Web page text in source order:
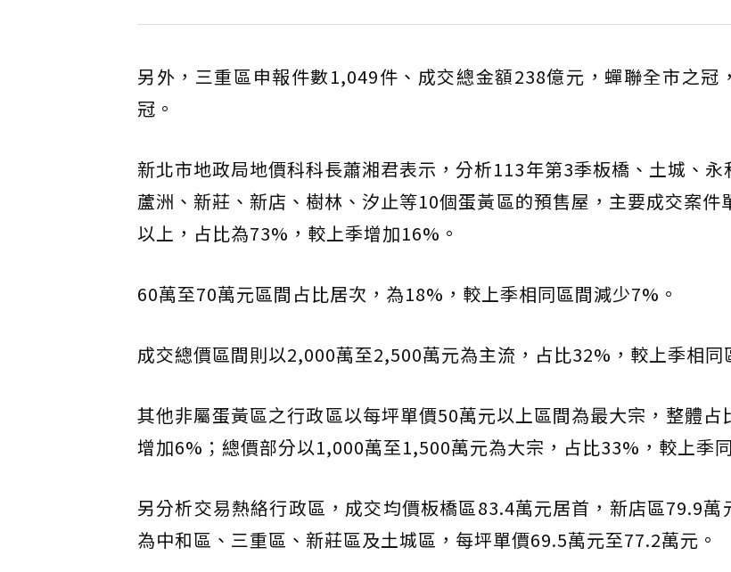
另外，三重區申報件數1,049件、成交總金額238億元，蟬聯全市之冠
冠。
新北市地政局地價科科長蕭湘君表示，分析113年第3季板橋、土城、永
蘆洲、新莊、新店、樹林、汐止等10個蛋黃區的預售屋，主要成交案件
以上，占比為73%，較上季增加16%。
60萬至70萬元區間占比居次，為18%，較上季相同區間減少7%。
成交總價區間則以2,000萬至2,500萬元為主流，占比32%，較上季相同
其他非屬蛋黃區之行政區以每坪單價50萬元以上區間為最大宗，整體占
增加6%；總價部分以1,000萬至1,500萬元為大宗，占比33%，較上季
另分析交易熱絡行政區，成交均價板橋區83.4萬元居首，新店區79.9萬
為中和區、三重區、新莊區及土城區，每坪單價69.5萬元至77.2萬元。